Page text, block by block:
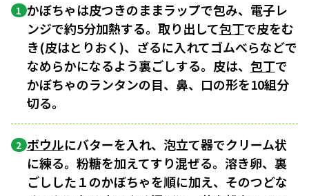
1 かぼちゃは皮つきのままラップで包み、電子レ
ンジで約5分加熱する。取り出して包丁で皮をむ
き(皮はとりおく)、ざるに入れてゴムべらなどで
なめらかになるよう裏ごしする。皮は、 包丁で
かぼちゃのランタンの目、鼻、口の形を10組分
切る。
2 ボウルにバターを入れ、泡立て器でクリーム状
に練る。粉糖を加えてすり混ぜる。溶き卵、裏
ごしした１のかぼちゃを順に加え、そのつどな